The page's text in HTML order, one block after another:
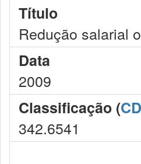
Título
Redução salarial
Data
2009
Classificação (
342.6541